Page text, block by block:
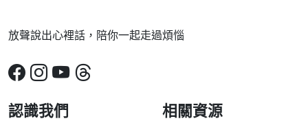
放聲說出心裡話，陪你一起走過煩惱
認識我們 相關資源